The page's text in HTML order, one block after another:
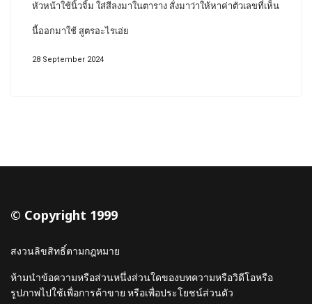
หัวหน้าใช้นิ้วจิ้ม ใส่สีลงมาในตาราง สั่งมาว่าให้หาค่าตัวเลขที่เห็น
นี้ออกมาใช้ สูตรอะไรเอ่ย
28 September 2024
© Copyright 1999
สงวนลิขสิทธิ์ตามกฎหมาย
ห้ามนำข้อความหรือส่วนหนึ่งส่วนใดของบทความหรือวิดีโอหรือ
รูปภาพไปใช้เพื่อการค้าขาย หรือเพื่อประโยชน์ส่วนตัว